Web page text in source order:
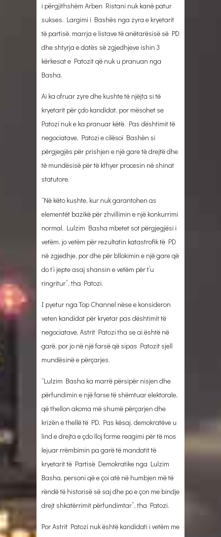
i përgjithshëm Arben Ristani nuk kanë patur
sukses. Largimi i Bashës nga zyra e kryetarit
të partisë, marrja e listave të anëtarësisë së PD
dhe shtyrja e datës së zgjedhjeve ishin 3
kërkesat e Patozit që nuk u pranuan nga
Basha.
Ai ka ofruar zyre dhe kushte të njëjta si të
kryetarit për çdo kandidat, por mësohet se
Patozi nuk e ka pranuar këtë. Pas dështimit të
negociatave, Patozi e cilësoi Bashën si
përgjegjës për prishjen e një gare të drejtë dhe
të mundësisë për të kthyer procesin në shinat
statutore.
“Në këto kushte, kur nuk garantohen as
elementët bazikë për zhvillimin e një konkurrimi
normal, Lulzim Basha mbetet sot përgjegjësi i
vetëm, jo vetëm për rezultatin katastrofik të PD
në zgjedhje, por dhe për bllokimin e një gare që
do t’i jepte asaj shansin e vetëm për t’u
ringritur”, tha Patozi.
I pyetur nga Top Channel nëse e konsideron
veten kandidat për kryetar pas dështimit të
negociatave, Astrit Patozi tha se ai është në
garë, por jo në një farsë që sipas Patozit sjell
mundësinë e përçarjes.
“Lulzim Basha ka marrë përsipër nisjen dhe
përfundimin e një farse të shëmtuar elektorale,
që thellon akoma më shumë përçarjen dhe
krizën e thellë të PD. Pas kësaj, demokratëve u
lind e drejta e çdo lloj forme reagimi për të mos
lejuar rrëmbimin pa garë të mandatit të
kryetarit të Partisë Demokratike nga Lulzim
Basha, personi që e çoi atë në humbjen më të
rëndë të historisë së saj dhe po e çon me bindje
drejt shkatërrimit përfundimtar”, tha Patozi.
Por Astrit Patozi nuk është kandidati i vetëm me